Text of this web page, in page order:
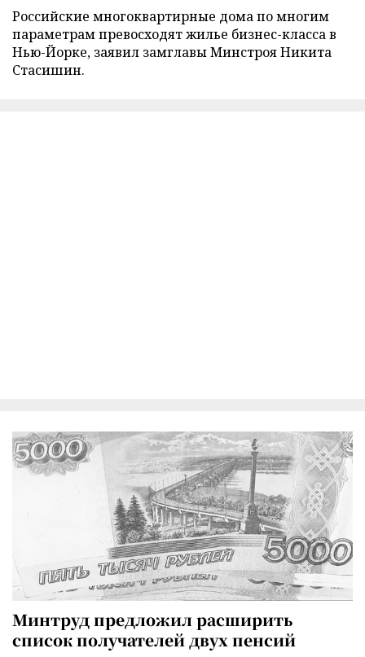
Российские многоквартирные дома по многим
параметрам превосходят жилье бизнес-класса в
Нью-Йорке, заявил замглавы Минстроя Никита
Стасишин.
Минтруд предложил расширить
список получателей двух пенсий